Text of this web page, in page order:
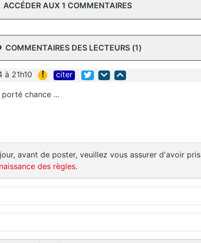
ACCÉDER AUX 1 COMMENTAIRES
COMMENTAIRES DES LECTEURS (1)
à 21h10 ! citer
chance ...
avant de poster, veuillez vous assurer d'avoir pris
des règles.